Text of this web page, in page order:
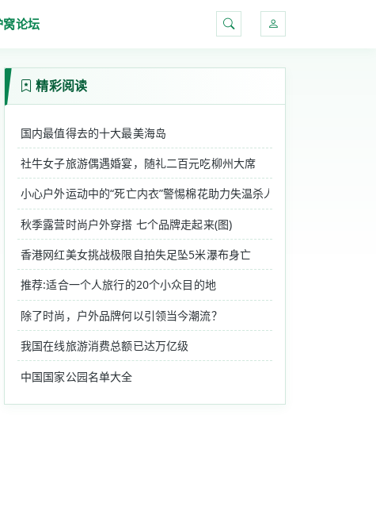
窝论坛
搜索
精彩阅读
国内最值得去的十大最美海岛
社牛女子旅游偶遇婚宴，随礼二百元吃柳州大席
小心户外运动中的“死亡内衣”警惕棉花助力失温杀人
秋季露营时尚户外穿搭 七个品牌走起来(图)
香港网红美女挑战极限自拍失足坠5米瀑布身亡
推荐:适合一个人旅行的20个小众目的地
除了时尚，户外品牌何以引领当今潮流？
我国在线旅游消费总额已达万亿级
中国国家公园名单大全